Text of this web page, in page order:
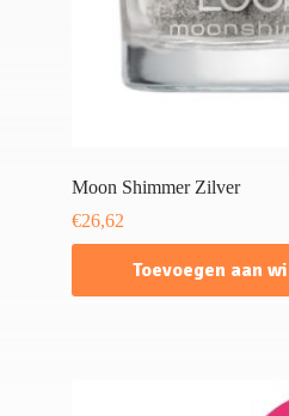
Moon Shimmer Zilver
€26,62
Toevoegen aan